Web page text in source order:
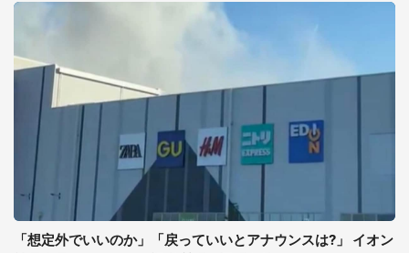
「想定外でいいのか」「戻っていいとアナウンスは?」 イオン